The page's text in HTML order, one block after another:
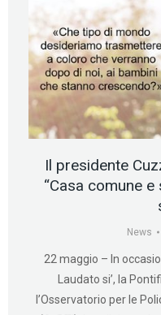
Il presidente
“Casa comune
News
22 maggio – In
Laudato si’, la
l’Osservatorio per le